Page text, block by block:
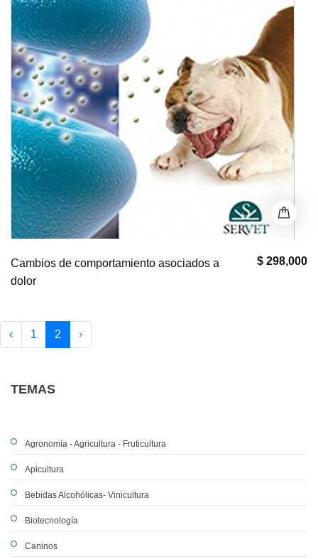
TEMAS
Agronomía - Agricultura - Fruticultura
Apicultura
Bebidas Alcohólicas- Vinicultura
Biotecnología
Caninos
$ 298,000
Cambios de comportamiento asociados a
dolor
‹ 1 2 ›